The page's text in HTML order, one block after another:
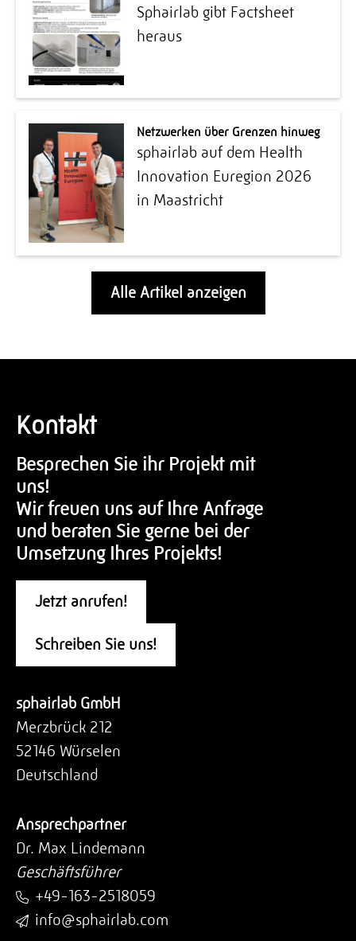
Sphairlab gibt Factsheet
heraus
Netzwerken über Grenzen hinweg
sphairlab auf dem Health
Innovation Euregion 2026
in Maastricht
Alle Artikel anzeigen
Kontakt
Besprechen Sie ihr Projekt mit
uns!
Wir freuen uns auf Ihre Anfrage
und beraten Sie gerne bei der
Umsetzung Ihres Projekts!
Jetzt anrufen!
Schreiben Sie uns!
sphairlab GmbH
Merzbrück 212
52146 Würselen
Deutschland
Ansprechpartner
Dr. Max Lindemann
Geschäftsführer
+49-163-2518059
info@sphairlab.com